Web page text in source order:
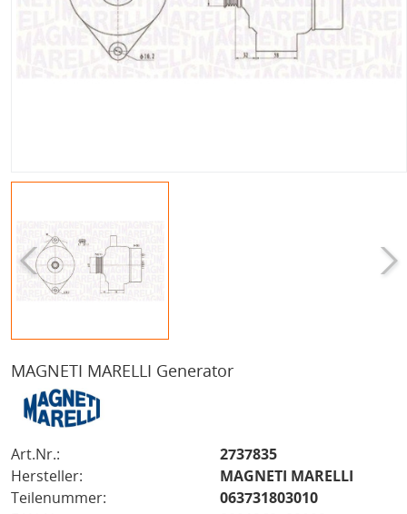
MAGNETI MARELLI Generator
Art.Nr.:
2737835
Hersteller:
MAGNETI MARELLI
Teilenummer:
063731803010